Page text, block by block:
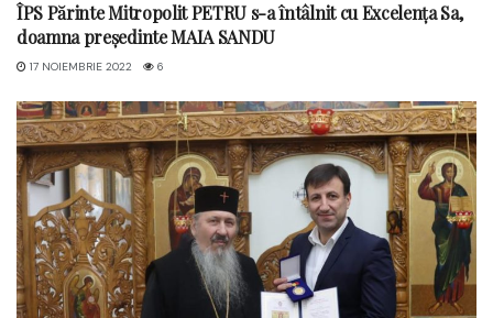
ÎPS Părinte Mitropolit PETRU s-a întâlnit cu Excelența Sa,
doamna președinte MAIA SANDU
17 NOIEMBRIE 2022 6